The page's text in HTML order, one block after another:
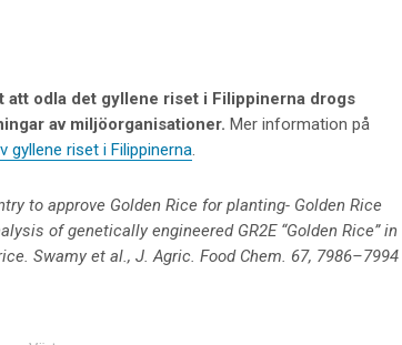
att odla det gyllene riset i Filippinerna drogs
av miljöorganisationer. Mer information på
gyllene riset i Filippinerna.
to approve Golden Rice for planting- Golden Rice
of genetically engineered GR2E “Golden Rice” in
Swamy et al., J. Agric. Food Chem. 67, 7986–7994